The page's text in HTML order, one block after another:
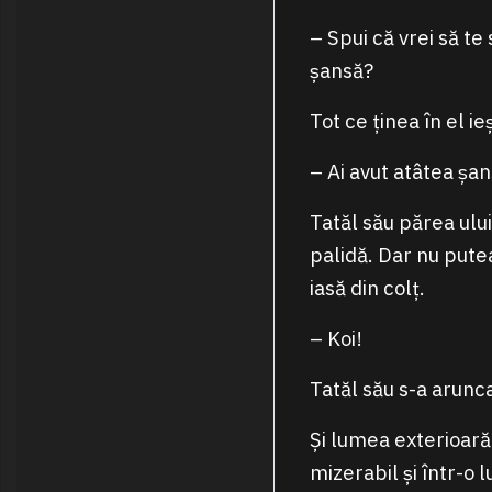
– Spui că vrei să
șansă?
Tot ce ținea în el
– Ai avut atâtea
Tatăl său părea
palidă. Dar nu
iasă din colț.
– Koi!
Tatăl său s-a
Și lumea
mizerabil și într-o